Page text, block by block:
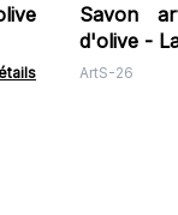
Savon
d'olive -
ArtS-26